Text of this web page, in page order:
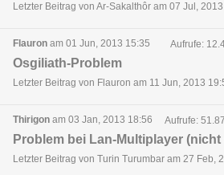
Letzter Beitrag von Ar-Sakalthôr am 07 Jul,
Flauron am 01 Jun, 2013 15:35 Aufrufe:
Osgiliath-Problem
Letzter Beitrag von Flauron am 11 Jun, 2013
Thirigon am 03 Jan, 2013 18:56 Aufrufe:
Problem bei Lan-Multiplayer
Letzter Beitrag von Turin Turumbar am 27 Feb,